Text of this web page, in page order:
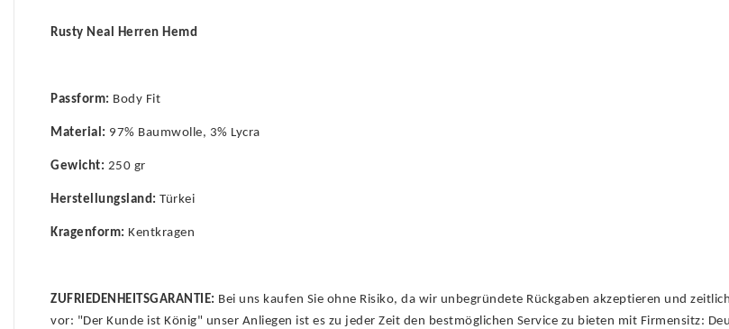
Rusty Neal Herren Hemd
Passform: Body Fit
Material: 97% Baumwolle, 3% Lycra
Gewicht: 250 gr
Herstellungsland: Türkei
Kragenform: Kentkragen
ZUFRIEDENHEITSGARANTIE: Bei uns kaufen Sie ohne Risiko, da wir unbegründete Rückgaben akzeptieren und
vor: "Der Kunde ist König" unser Anliegen ist es zu jeder Zeit den bestmöglichen Service zu bieten mit Firmensitz: